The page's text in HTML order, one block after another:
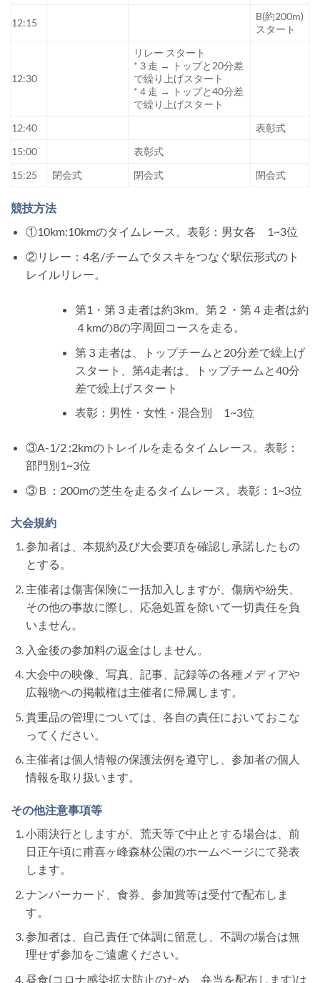
12:15
B(約200m)
スタート
12:30
リレー スタート
*３走 → トップと20分差
で繰り上げスタート
*４走 → トップと40分差
で繰り上げスタート
12:40
表彰式
15:00
表彰式
15:25
閉会式 閉会式 閉会式
競技方法
①10km:10kmのタイムレース。表彰：男女各 1~3位
②リレー：4名/チームでタスキをつなぐ駅伝形式のト
レイルリレー。
第1・第３走者は約3km、第２・第４走者は約
４kmの8の字周回コースを走る。
第３走者は、トップチームと20分差で繰上げ
スタート、第4走者は、トップチームと40分
差で繰上げスタート
表彰：男性・女性・混合別 1~3位
③A-1/2 :2kmのトレイルを走るタイムレース。表彰：
部門別1~3位
③Ｂ：200mの芝生を走るタイムレース。表彰：1~3位
大会規約
参加者は、本規約及び大会要項を確認し承諾したもの
とする。
主催者は傷害保険に一括加入しますが、傷病や紛失、
その他の事故に際し、応急処置を除いて一切責任を負
いません。
入金後の参加料の返金はしません。
大会中の映像、写真、記事、記録等の各種メディアや
広報物への掲載権は主催者に帰属します。
貴重品の管理については、各自の責任においておこな
ってください。
主催者は個人情報の保護法例を遵守し、参加者の個人
情報を取り扱います。
その他注意事項等
小雨決行としますが、荒天等で中止とする場合は、前
日正午頃に甫喜ヶ峰森林公園のホームページにて発表
します。
ナンバーカード、食券、参加賞等は受付で配布しま
す。
参加者は、自己責任で体調に留意し、不調の場合は無
理せず参加をご遠慮ください。
昼食(コロナ感染拡大防止のため、弁当を配布します)は